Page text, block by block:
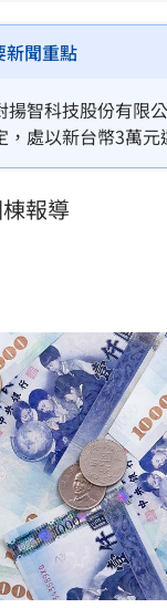
新聞重點
智科技股份有限
處以新台幣3萬元
報導